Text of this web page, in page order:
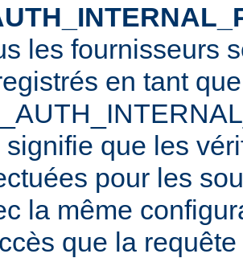
les fournisseurs
en tant que
signifie que les
pour les
la même
que la